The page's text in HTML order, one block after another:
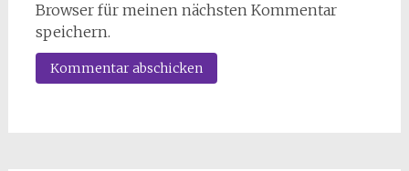
Browser für meinen nächsten Kommentar
speichern.